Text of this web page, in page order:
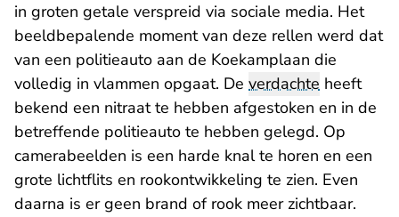
in groten getale verspreid via sociale media. Het
beeldbepalende moment van deze rellen werd dat
van een politieauto aan de Koekamplaan die
volledig in vlammen opgaat. De verdachte heeft
bekend een nitraat te hebben afgestoken en in de
betreffende politieauto te hebben gelegd. Op
camerabeelden is een harde knal te horen en een
grote lichtflits en rookontwikkeling te zien. Even
daarna is er geen brand of rook meer zichtbaar.